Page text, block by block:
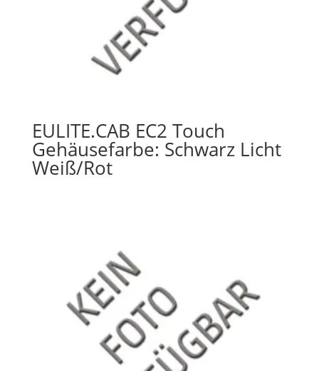
EULITE.CAB EC2 Touch
Gehäusefarbe: Schwarz Licht
Weiß/Rot